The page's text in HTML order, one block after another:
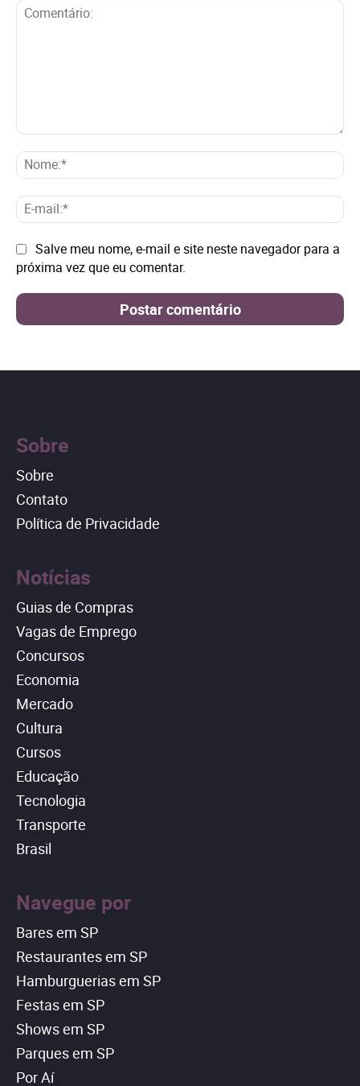
E-
Site: Salve meu nome, e-mail e site neste navegador para a
próxima vez que eu comentar.
Sobre
Sobre
Contato
Política de Privacidade
Notícias
Guias de Compras
Vagas de Emprego
Concursos
Economia
Mercado
Cultura
Cursos
Educação
Tecnologia
Transporte
Brasil
Navegue por
Bares em SP
Restaurantes em SP
Hamburguerias em SP
Festas em SP
Shows em SP
Parques em SP
Por Aí